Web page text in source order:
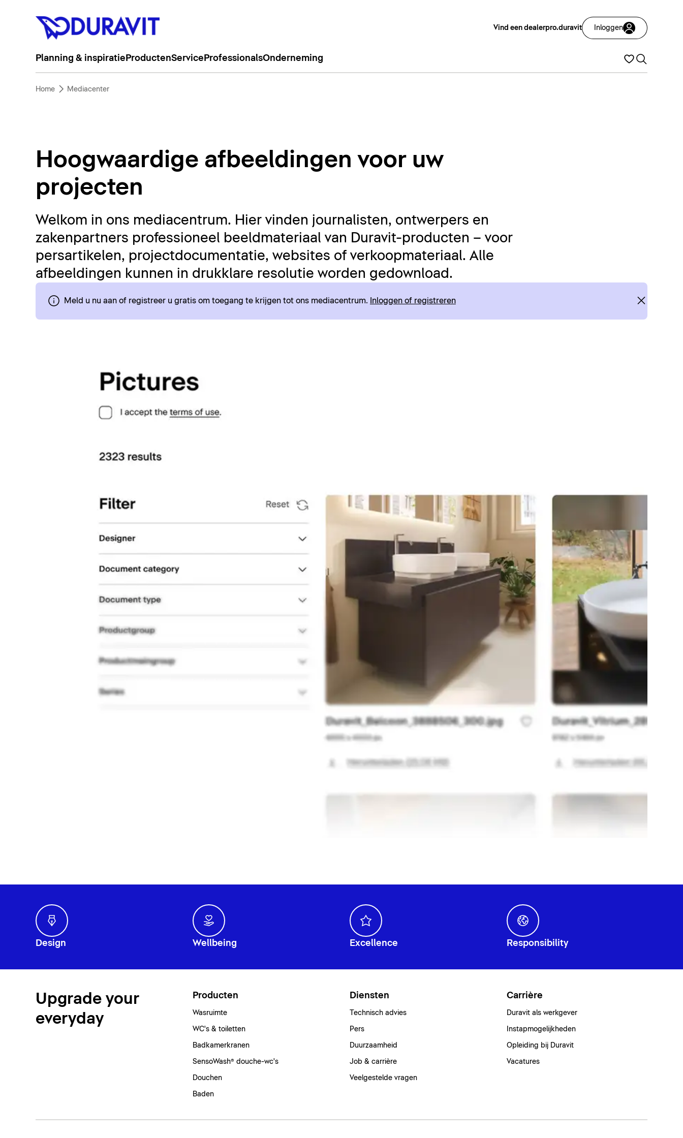
Vind een dealerpro.duravit Inloggen
Planning & inspiratie ProductenService ProfessionalsOnderneming
Home Mediacenter
Hoogwaardige afbeeldingen voor uw
projecten
Welkom in ons mediacentrum. Hier vinden journalisten, ontwerpers en
zakenpartners professioneel beeldmateriaal van Duravit-producten – voor
persartikelen, projectdocumentatie, websites of verkoopmateriaal. Alle
afbeeldingen kunnen in drukklare resolutie worden gedownload.
Meld u nu aan of registreer u gratis om toegang te krijgen tot ons mediacentrum. Inloggen of registreren
Design Wellbeing Excellence Responsibility
Upgrade your
everyday
Producten
Wasruimte
WC's & toiletten
Badkamerkranen
SensoWash® douche-wc's
Douchen
Baden
Diensten
Technisch advies
Pers
Duurzaamheid
Job & carrière
Veelgestelde vragen
Carrière
Duravit als werkgever
Instapmogelijkheden
Opleiding bij Duravit
Vacatures